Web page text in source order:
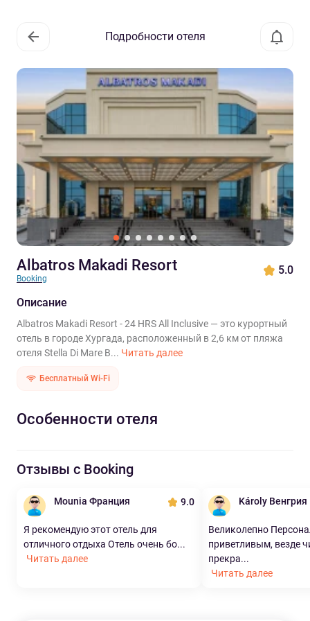
Подробности отеля
Albatros Makadi Resort
Booking
5.0
Описание
Albatros Makadi Resort - 24 HRS All Inclusive — это курортный
отель в городе Хургада, расположенный в 2,6 км от пляжа
отеля Stella Di Mare B... Читать далее
Бесплатный Wi-Fi
Особенности отеля
Отзывы с Booking
Mounia Франция 9.0
Я рекомендую этот отель для
отличного отдыха Отель очень бо...
Читать далее
Károly Венгрия
Великолепно
приветливым, везде
прекра...
Читать далее